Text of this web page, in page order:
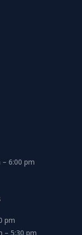
6:00 pm
pm
– 5:30 pm